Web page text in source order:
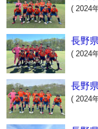
( 2024
長野
( 2024
長野
( 2024